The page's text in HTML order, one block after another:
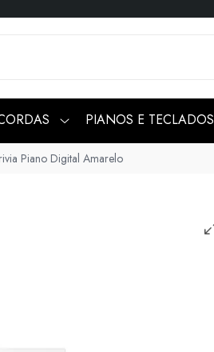
PIANOS E TECLADOS
Piano Digital Amarelo